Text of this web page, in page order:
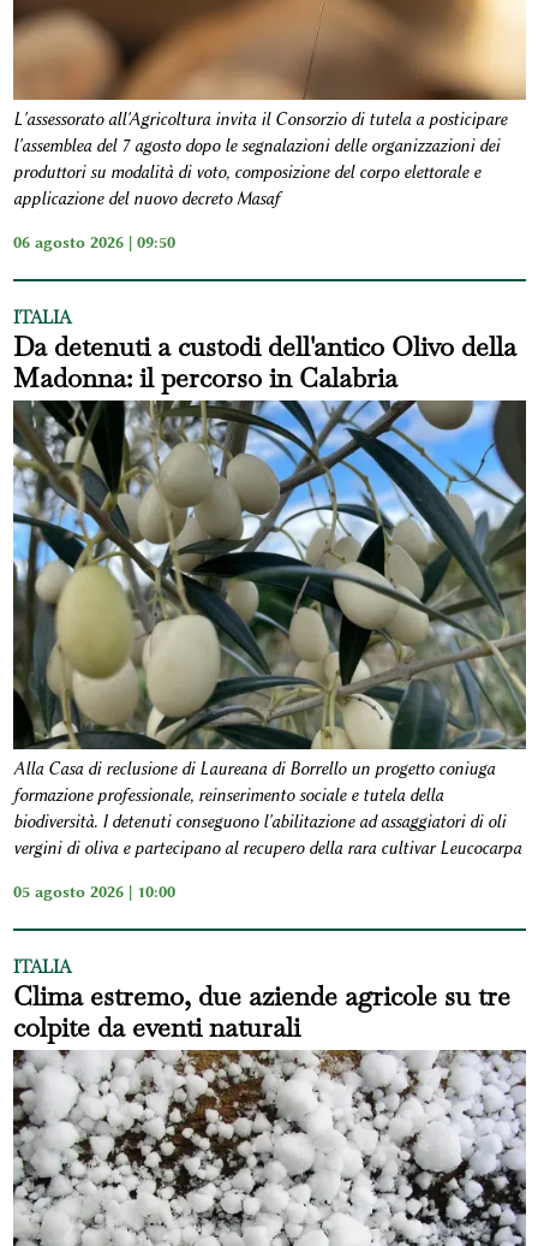
L'assessorato all'Agricoltura invita il Consorzio di tutela a posticipare
l'assemblea del 7 agosto dopo le segnalazioni delle organizzazioni dei
produttori su modalità di voto, composizione del corpo elettorale e
applicazione del nuovo decreto Masaf
06 agosto 2026 | 09:50
ITALIA
Da detenuti a custodi dell'antico Olivo della
Madonna: il percorso in Calabria
Alla Casa di reclusione di Laureana di Borrello un progetto coniuga
formazione professionale, reinserimento sociale e tutela della
biodiversità. I detenuti conseguono l'abilitazione ad assaggiatori di oli
vergini di oliva e partecipano al recupero della rara cultivar Leucocarpa
05 agosto 2026 | 10:00
ITALIA
Clima estremo, due aziende agricole su tre
colpite da eventi naturali